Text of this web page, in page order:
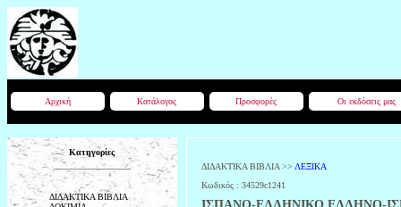
Αρχική Κατάλογος Προσφορές Οι εκδόσεις μας
Κατηγορίες
ΔΙΔΑΚΤΙΚΑ ΒΙΒΛΙΑ
ΔΙΔΑΚΤΙΚΑ ΒΙΒΛΙΑ >> ΛΕΞΙΚΑ
Κωδικός : 34529c1241